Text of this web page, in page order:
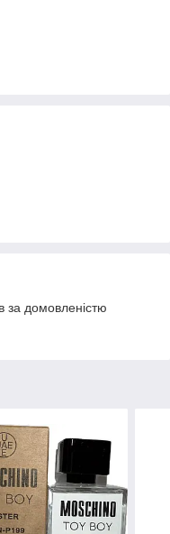
за домовленістю